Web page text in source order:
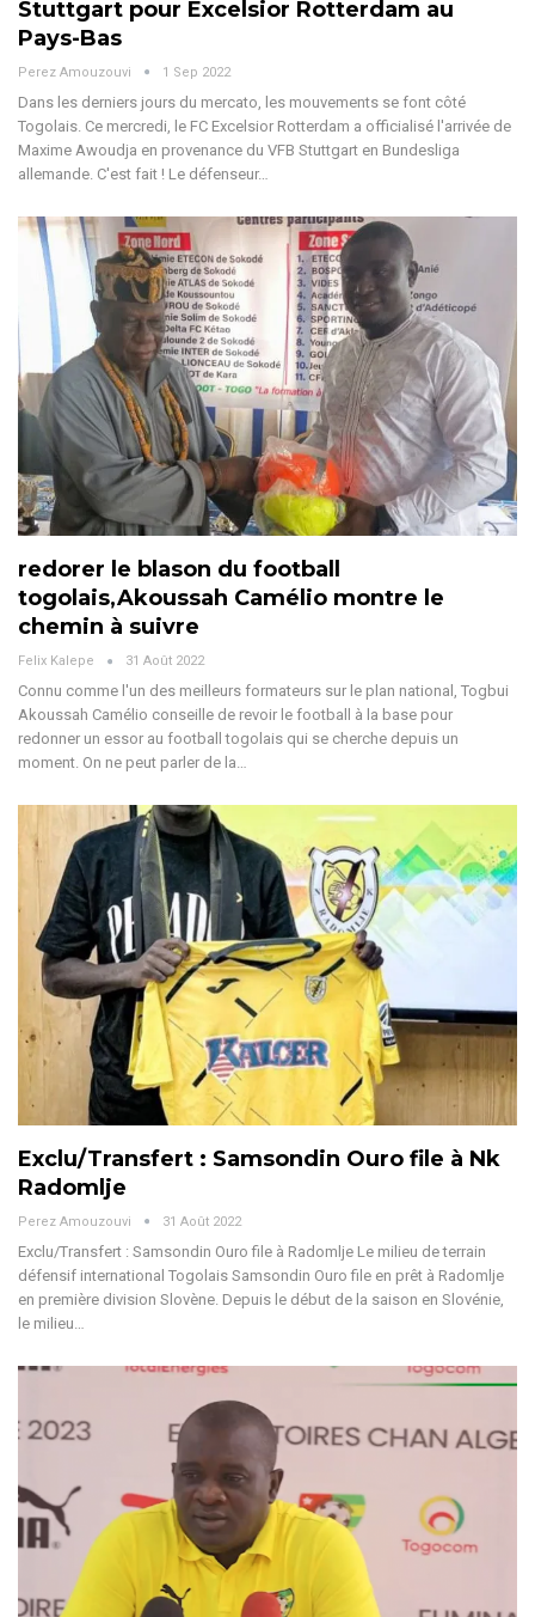
Stuttgart pour Excelsior Rotterdam au
Pays-Bas
Perez Amouzouvi 1 Sep 2022
Dans les derniers jours du mercato, les mouvements se font côté
Togolais. Ce mercredi, le FC Excelsior Rotterdam a officialisé l'arrivée de
Maxime Awoudja en provenance du VFB Stuttgart en Bundesliga
allemande. C'est fait ! Le défenseur…
redorer le blason du football
togolais,Akoussah Camélio montre le
chemin à suivre
Felix Kalepe 31 Août 2022
Connu comme l'un des meilleurs formateurs sur le plan national, Togbui
Akoussah Camélio conseille de revoir le football à la base pour
redonner un essor au football togolais qui se cherche depuis un
moment. On ne peut parler de la…
Exclu/Transfert : Samsondin Ouro file à Nk
Radomlje
Perez Amouzouvi 31 Août 2022
Exclu/Transfert : Samsondin Ouro file à Radomlje Le milieu de terrain
défensif international Togolais Samsondin Ouro file en prêt à Radomlje
en première division Slovène. Depuis le début de la saison en Slovénie,
le milieu…